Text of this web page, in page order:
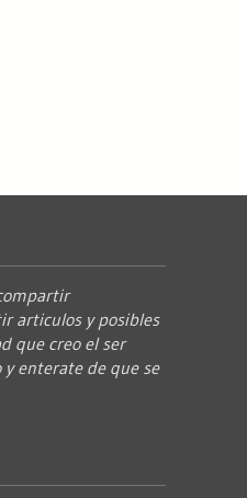
articulos y posibles
que creo el ser
enterate de que se